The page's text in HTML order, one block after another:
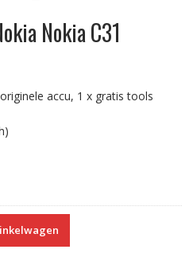
Nokia C31
accu, 1 x gratis tools